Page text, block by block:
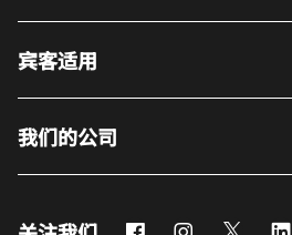
宾客适用
我们的公司
FacebookInstagram
Twitter